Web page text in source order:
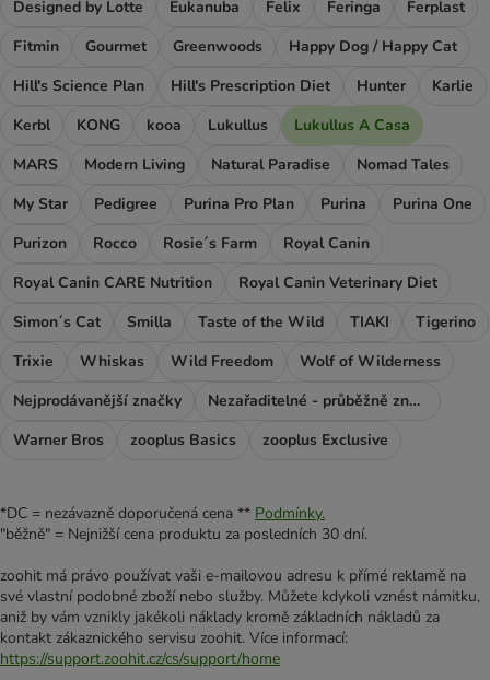
Designed by Lotte
Eukanuba Felix Feringa
Ferplast
Fitmin
Gourmet Greenwoods
Happy Dog / Happy Cat
Hill's Science Plan
Hill's Prescription Diet Hunter
Karlie
Kerbl
KONG kooa Lukullus
Lukullus A Casa
MARS
Modern Living Natural Paradise
Nomad Tales
My Star
Pedigree Purina Pro Plan Purina
Purina One
Purizon
Rocco Rosie´s Farm
Royal Canin
Royal Canin CARE Nutrition
Royal Canin Veterinary Diet
Simon´s Cat
Smilla Taste of the Wild TIAKI
Tigerino
Trixie
Whiskas Wild Freedom
Wolf of Wilderness
Nejprodávanější značky
Nezařaditelné - průběžně značky
Warner Bros
zooplus Basics zooplus Exclusive
*DC = nezávazně doporučená cena ** Podmínky.
"běžně" = Nejnižší cena produktu za posledních 30 dní.
zoohit má právo používat vaši e-mailovou adresu k přímé reklamě na
své vlastní podobné zboží nebo služby. Můžete kdykoli vznést námitku,
aniž by vám vznikly jakékoli náklady kromě základních nákladů za
kontakt zákaznického servisu zoohit. Více informací:
https://support.zoohit.cz/cs/support/home